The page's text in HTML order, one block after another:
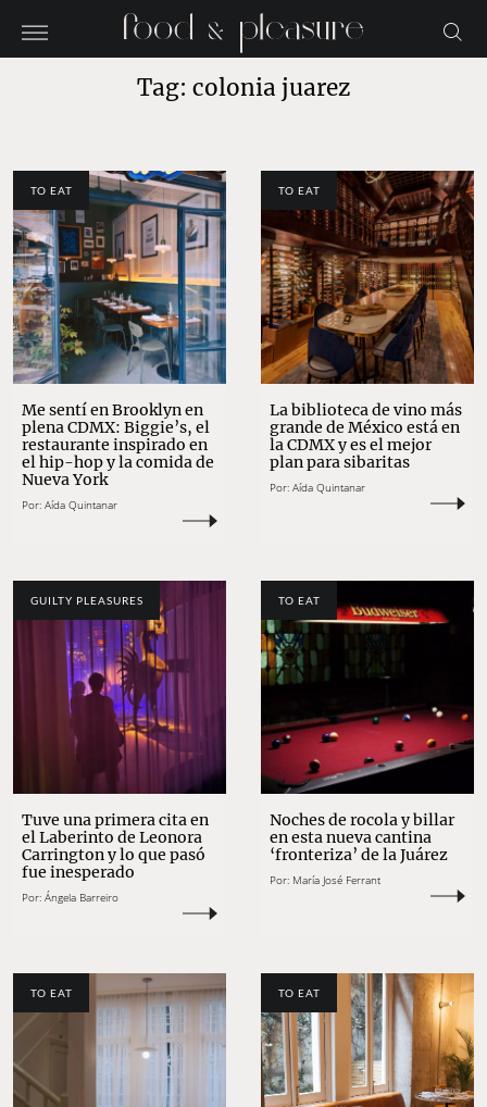
Tag: colonia juarez
TO EAT
Me sentí en Brooklyn en
plena CDMX: Biggie’s, el
restaurante inspirado en
el hip-hop y la comida de
Nueva York
Por: Aída Quintanar
TO EAT
La biblioteca de vino más
grande de México está en
la CDMX y es el mejor
plan para sibaritas
Por: Aída Quintanar
GUILTY PLEASURES
Tuve una primera cita en
el Laberinto de Leonora
Carrington y lo que pasó
fue inesperado
Por: Ángela Barreiro
TO EAT
Noches de rocola y billar
en esta nueva cantina
‘fronteriza’ de la Juárez
Por: María José Ferrant
TO EAT TO EAT